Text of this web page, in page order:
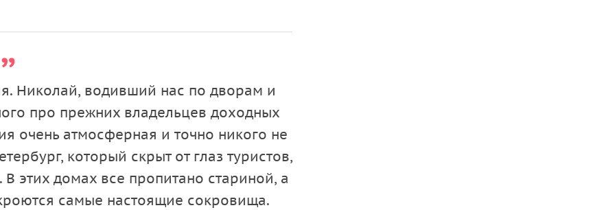
прохожие.
как мастера из Европы создавали для них
в лепнине — от инициалов до масонских
он был и остался.
замирает дыхание: крыши, шпили, дворы с
путеводителе.
Николай, водивший нас по дворам и
про прежних владельцев доходных
очень атмосферная и точно никого не
который скрыт от глаз туристов,
этих домах все пропитано стариной, а
самые настоящие сокровища.